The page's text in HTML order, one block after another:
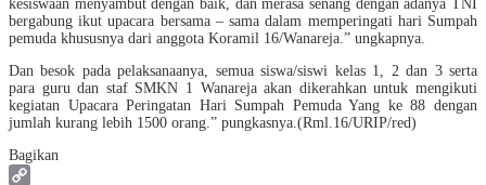
kesiswaan menyambut dengan baik, dan merasa senang dengan adanya TNI
bergabung ikut upacara bersama – sama dalam memperingati hari Sumpah
pemuda khususnya dari anggota Koramil 16/Wanareja.” ungkapnya.
Dan besok pada pelaksanaanya, semua siswa/siswi kelas 1, 2 dan 3 serta
para guru dan staf SMKN 1 Wanareja akan dikerahkan untuk mengikuti
kegiatan Upacara Peringatan Hari Sumpah Pemuda Yang ke 88 dengan
jumlah kurang lebih 1500 orang.” pungkasnya.(Rml.16/URIP/red)
Bagikan